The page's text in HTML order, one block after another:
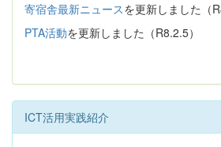
寄宿舎最新ニュースを更新しました（
PTA活動を更新しました（R8.2.5）
ICT活用実践紹介